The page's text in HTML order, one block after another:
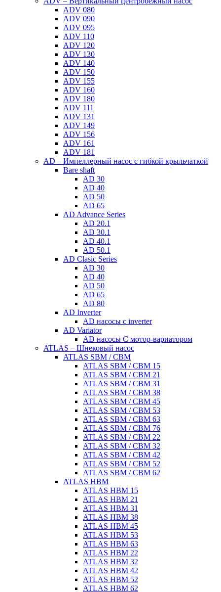
ADV 080
ADV 090
ADV 095
ADV 110
ADV 120
ADV 130
ADV 140
ADV 150
ADV 155
ADV 160
ADV 180
ADV 111
ADV 131
ADV 149
ADV 156
ADV 161
ADV 181
AD – Импеллерный насос с гибкой крыльчаткой
Bare shaft
AD 30
AD 40
AD 50
AD 65
AD Advance Series
AD 20.1
AD 30.1
AD 40.1
AD 50.1
AD Clasic Series
AD 30
AD 40
AD 50
AD 65
AD 80
AD Inverter
AD насосы с inverter
AD Variator
AD насосы С мотор-вариатором
ATLAS – Шнековый насос
ATLAS SBM / CBM
ATLAS SBM / CBM 15
ATLAS SBM / CBM 21
ATLAS SBM / CBM 31
ATLAS SBM / CBM 38
ATLAS SBM / CBM 45
ATLAS SBM / CBM 53
ATLAS SBM / CBM 63
ATLAS SBM / CBM 76
ATLAS SBM / CBM 22
ATLAS SBM / CBM 32
ATLAS SBM / CBM 42
ATLAS SBM / CBM 52
ATLAS SBM / CBM 62
ATLAS HBM
ATLAS HBM 15
ATLAS HBM 21
ATLAS HBM 31
ATLAS HBM 38
ATLAS HBM 45
ATLAS HBM 53
ATLAS HBM 63
ATLAS HBM 22
ATLAS HBM 32
ATLAS HBM 42
ATLAS HBM 52
ATLAS HBM 62